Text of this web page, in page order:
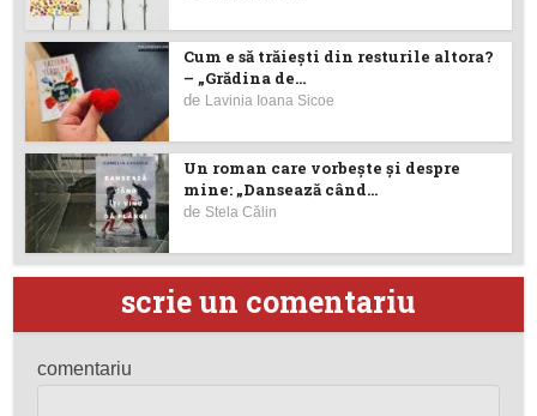
Cum e să trăiești din resturile altora?
– „Grădina de...
de Lavinia Ioana Sicoe
Un roman care vorbește și despre
mine: „Dansează când...
de Stela Călin
scrie un comentariu
comentariu